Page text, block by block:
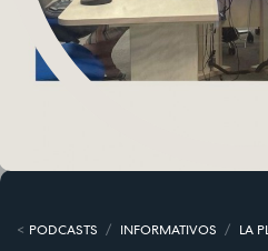
PODCASTS INFORMATIVOS LA